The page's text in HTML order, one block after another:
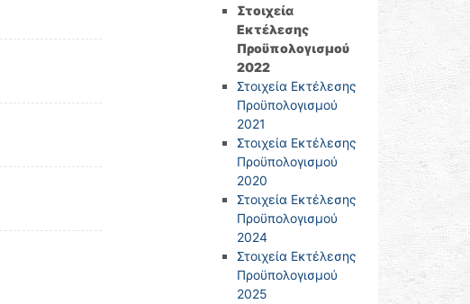
Στοιχεία
Εκτέλεσης
Προϋπολογισμού
2022
Στοιχεία Εκτέλεσης
Προϋπολογισμού
2021
Στοιχεία Εκτέλεσης
Προϋπολογισμού
2020
Στοιχεία Εκτέλεσης
Προϋπολογισμού
2024
Στοιχεία Εκτέλεσης
Προϋπολογισμού
2025